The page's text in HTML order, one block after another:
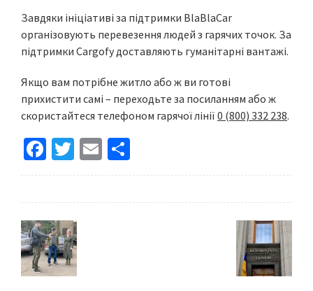
Завдяки ініціативі за підтримки BlaBlaCar
організовують перевезення людей з гарячих точок. За
підтримки Cargofy доставляють гуманітарні вантажі.
Якщо вам потрібне житло або ж ви готові
прихистити самі – переходьте за посиланням або ж
скористайтеся телефоном гарячої лінії 0 (800) 332 238.
Fa
ce
o
o
k
T
wi
er
E
m h